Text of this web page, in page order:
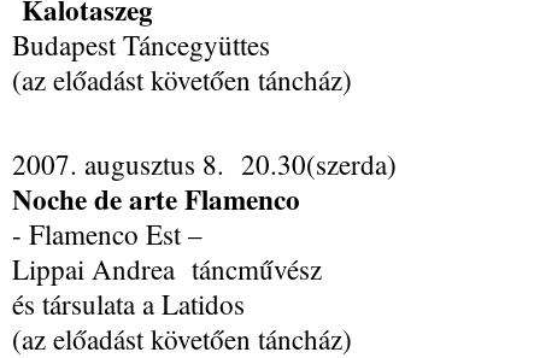
Kalotaszeg
Budapest Táncegyüttes
(az előadást követően táncház)
2007. augusztus 8. 20.30(szerda)
Noche de arte Flamenco
- Flamenco Est –
Lippai Andrea táncművész
és társulata a Latidos
(az előadást követően táncház)